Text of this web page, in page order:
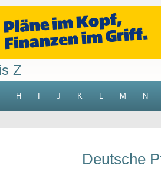
Z
H J K L M N
Deutsche